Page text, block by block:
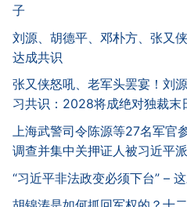
子
刘源、胡德平、邓朴方、张又
达成共识
张又侠怒吼、老军头罢宴！刘
习共识：2028将成绝对独裁末
上海武警司令陈源等27名军官
调查并集中关押证人被习近平
“习近平非法政变必须下台” –